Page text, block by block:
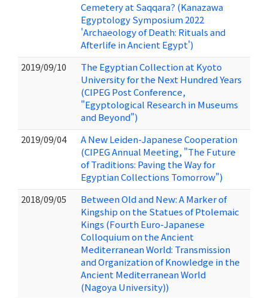
Cemetery at Saqqara? (Kanazawa
Egyptology Symposium 2022
'Archaeology of Death: Rituals and
Afterlife in Ancient Egypt')
2019/09/10
The Egyptian Collection at Kyoto
University for the Next Hundred Years
(CIPEG Post Conference,
"Egyptological Research in Museums
and Beyond")
2019/09/04
A New Leiden-Japanese Cooperation
(CIPEG Annual Meeting, "The Future
of Traditions: Paving the Way for
Egyptian Collections Tomorrow")
2018/09/05
Between Old and New: A Marker of
Kingship on the Statues of Ptolemaic
Kings (Fourth Euro-Japanese
Colloquium on the Ancient
Mediterranean World: Transmission
and Organization of Knowledge in the
Ancient Mediterranean World
(Nagoya University))